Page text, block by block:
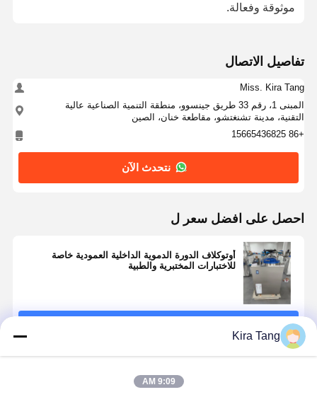
موثوقة وفعالة.
تفاصيل الاتصال
Miss. Kira Tang
المبنى 1، رقم 33 طريق جينسوو، منطقة التنمية الصناعية عالية
التقنية، مدينة تشنغتشو، مقاطعة خنان، الصين
+86 15665436825
نتحدث الآن
احصل على افضل سعر ل
أوتوكلاف الدورة الدموية الداخلية العمودية خاصة
للاختبارات المختبرية والطبية
Kira Tang
9:09 AM